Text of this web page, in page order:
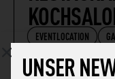
EVENTLOCATION
In Zertifizierung
UNSER